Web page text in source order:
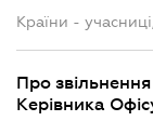
Країни -
Про
Керівника